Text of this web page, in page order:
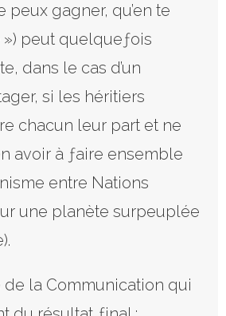
peux gagner, qu’en te
») peut quelqueƒois
dans le cas d’un
si les héritiers
chacun leur part et ne
avoir à ƒaire ensemble
entre Nations
une planète surpeuplée
de la Communication qui